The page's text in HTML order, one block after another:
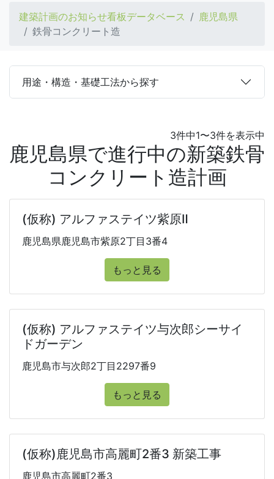
建築計画のお知らせ看板データベース
鹿児島県
鉄骨コンクリート造
用途・構造・基礎工法から探す
3件中1〜3件を表示中
鹿児島県で進行中の新築鉄骨
コンクリート造計画
(仮称) アルファステイツ紫原Ⅱ
鹿児島県鹿児島市紫原2丁目3番4
もっと見る
(仮称) アルファステイツ与次郎シーサイ
ドガーデン
鹿児島市与次郎2丁目2297番9
もっと見る
(仮称)鹿児島市高麗町2番3 新築工事
鹿児島市高麗町2番3